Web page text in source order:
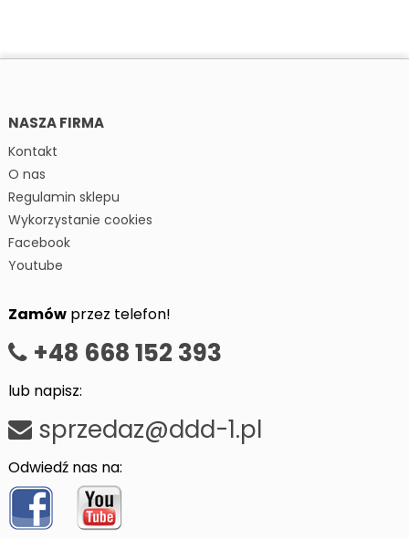
NASZA FIRMA
Kontakt
O nas
Regulamin sklepu
Wykorzystanie cookies
Facebook
Youtube
Zamów przez telefon!
+48 668 152 393
lub napisz:
sprzedaz@ddd-1.pl
Odwiedź nas na: